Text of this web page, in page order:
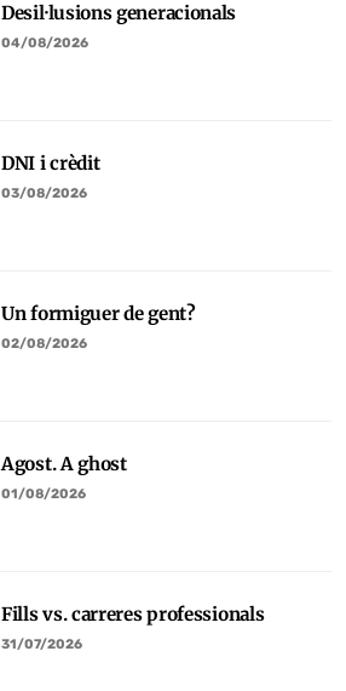
Desil·lusions generacionals
04/08/2026
DNI i crèdit
03/08/2026
Un formiguer de gent?
02/08/2026
Agost. A ghost
01/08/2026
Fills vs. carreres professionals
31/07/2026